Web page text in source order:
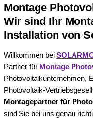
Montage
Wir sind Ihr
Installation von
Willkommen bei
Partner für Montage
Photovoltaikunternehmen,
Photovoltaik-
Montagepartner für
sind Sie bei uns genau